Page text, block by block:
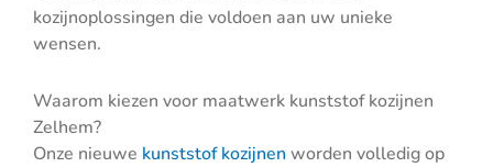
kozijnoplossingen die voldoen aan uw unieke
wensen.
Waarom kiezen voor maatwerk kunststof kozijnen
Zelhem?
Onze nieuwe kunststof kozijnen worden volledig op